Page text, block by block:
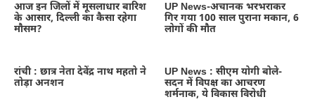
आज इन जिलों में मूसलाधार बारिश
के आसार, दिल्ली का कैसा रहेगा
मौसम?
UP News-अचानक भरभराकर
गिर गया 100 साल पुराना मकान, 6
लोगों की मौत
रांची : छात्र नेता देवेंद्र नाथ महतो ने
तोड़ा अनशन
UP News : सीएम योगी बोले-
सदन में विपक्ष का आचरण
शर्मनाक, ये विकास विरोधी